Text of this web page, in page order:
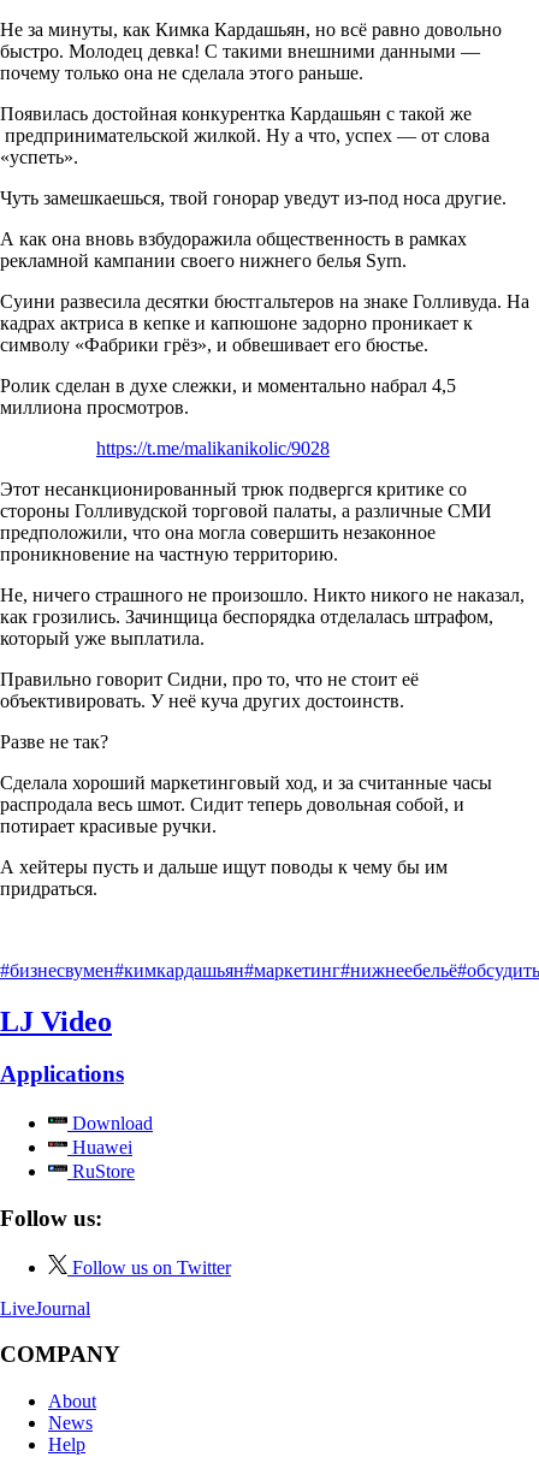
Не за минуты, как Кимка Кардашьян, но всё равно довольно
быстро. Молодец девка! С такими внешними данными —
почему только она не сделала этого раньше.
Появилась достойная конкурентка Кардашьян с такой же
предпринимательской жилкой. Ну а что, успех — от слова
«успеть».
Чуть замешкаешься, твой гонорар уведут из-под носа другие.
А как она вновь взбудоражила общественность в рамках
рекламной кампании своего нижнего белья Syrn.
Суини развесила десятки бюстгальтеров на знаке Голливуда. На
кадрах актриса в кепке и капюшоне задорно проникает к
символу «Фабрики грёз», и обвешивает его бюстье.
Ролик сделан в духе слежки, и моментально набрал 4,5
миллиона просмотров.
https://t.me/malikanikolic/9028
Этот несанкционированный трюк подвергся критике со
стороны Голливудской торговой палаты, а различные СМИ
предположили, что она могла совершить незаконное
проникновение на частную территорию.
Не, ничего страшного не произошло. Никто никого не наказал,
как грозились. Зачинщица беспорядка отделалась штрафом,
который уже выплатила.
Правильно говорит Сидни, про то, что не стоит её
объективировать. У неё куча других достоинств.
Разве не так?
Сделала хороший маркетинговый ход, и за считанные часы
распродала весь шмот. Сидит теперь довольная собой, и
потирает красивые ручки.
А хейтеры пусть и дальше ищут поводы к чему бы им
придраться.
#бизнесвумен#кимкардашьян#маркетинг#нижнеебельё#обсудить
LJ Video
Applications
Download
Huawei
RuStore
Follow us:
Follow us on Twitter
LiveJournal
COMPANY
About
News
Help